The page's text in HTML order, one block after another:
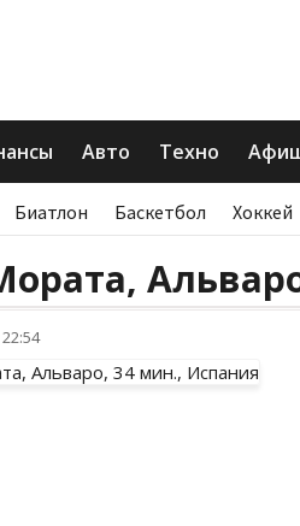
Авто Техно
Биатлон Баскетбол Хоккей